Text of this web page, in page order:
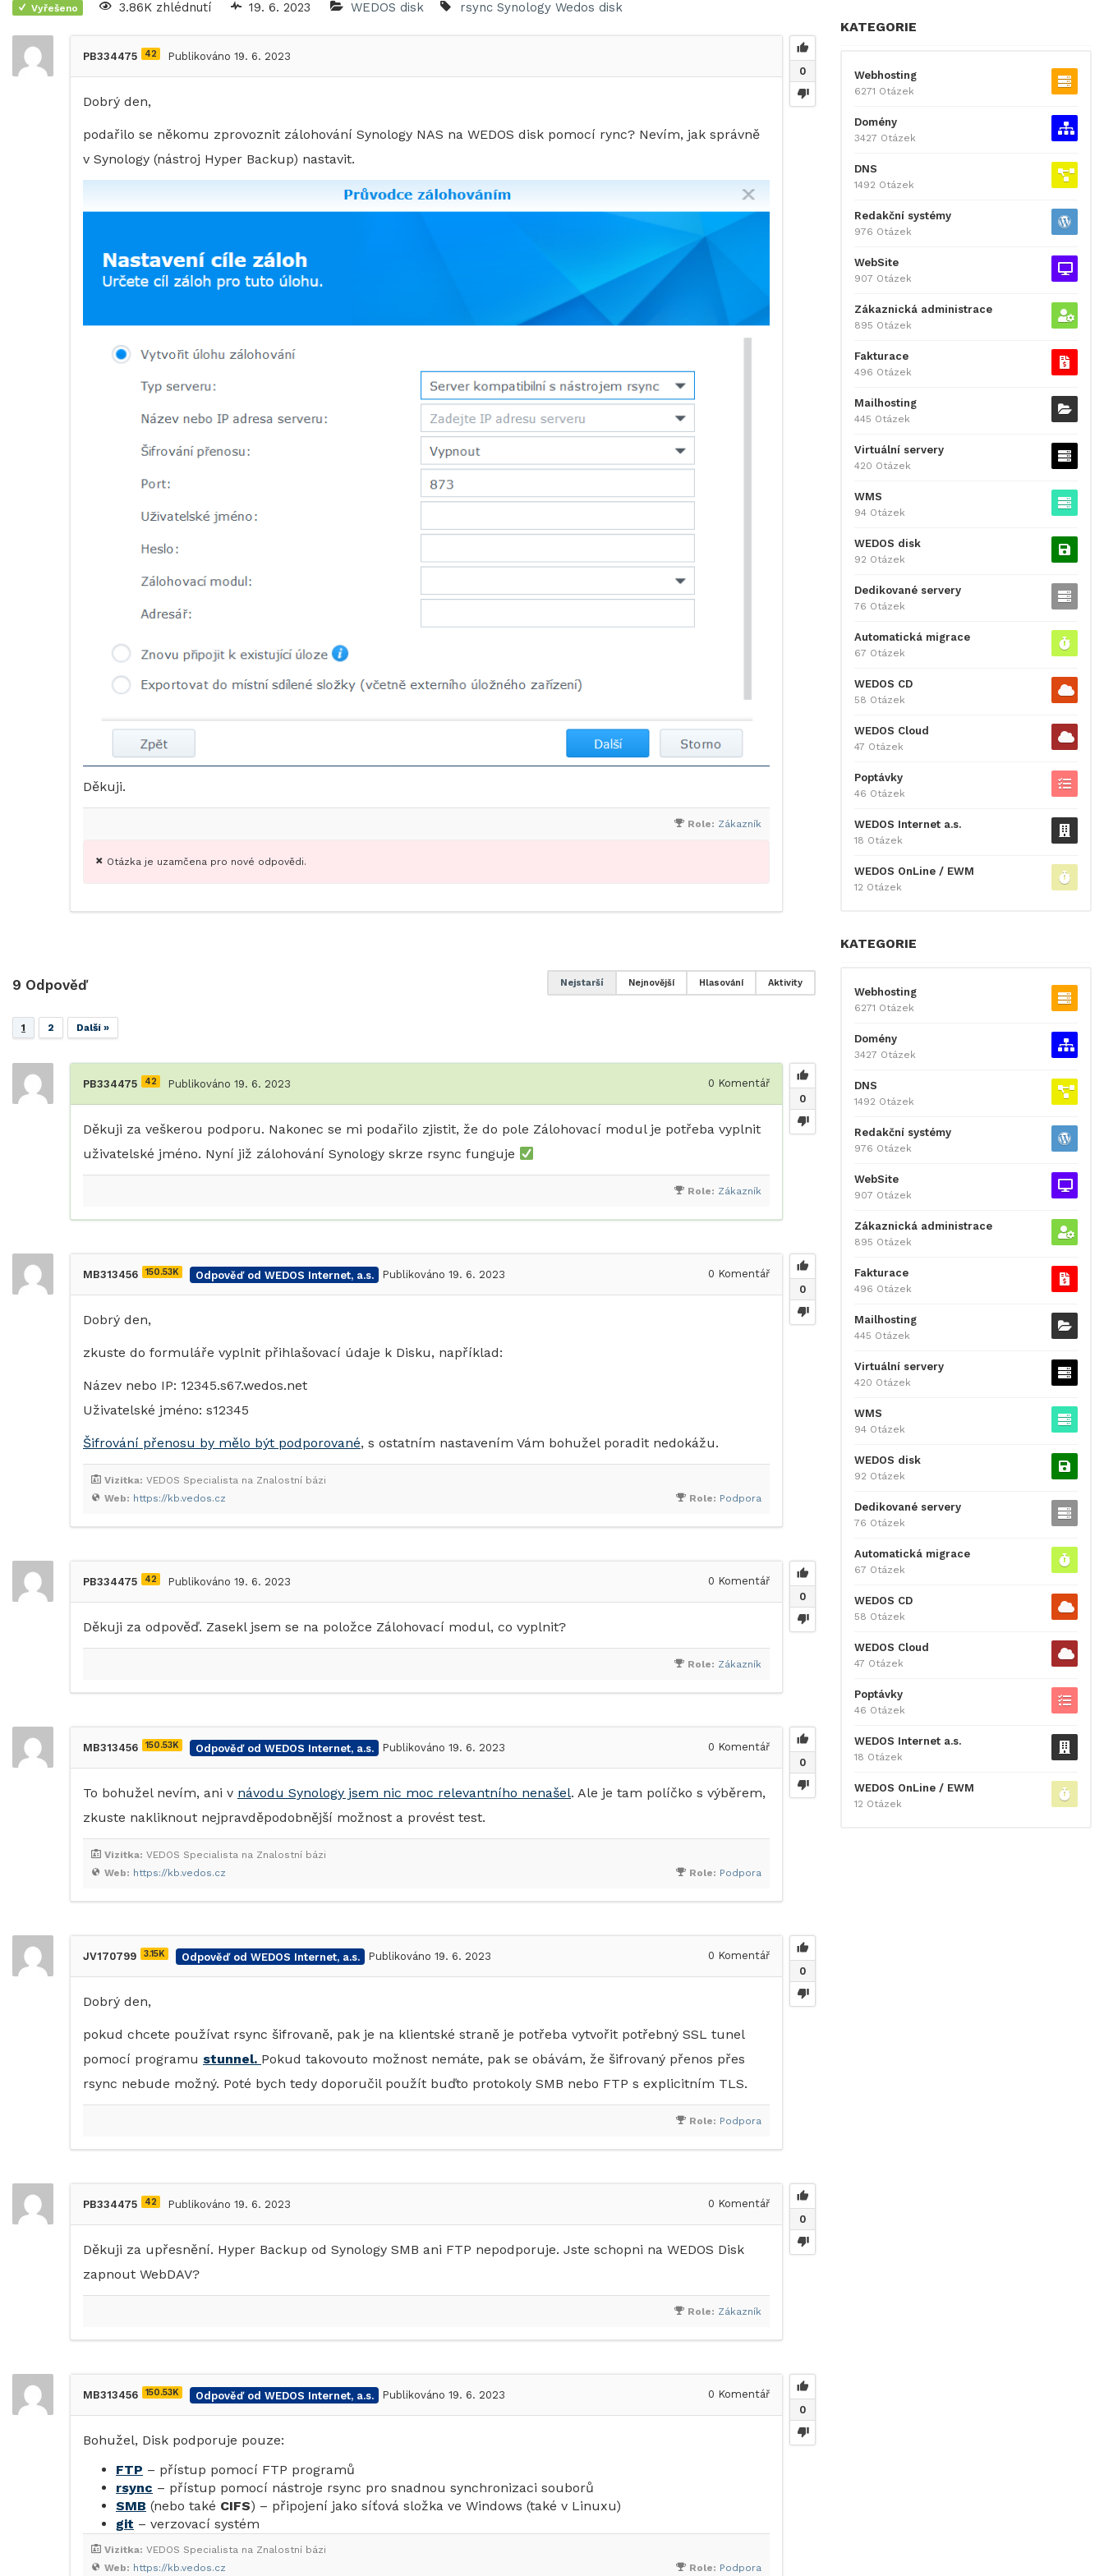
Vyřešeno 3.86K zhlédnutí 19. 6. 2023 WEDOS disk rsync Synology Wedos disk
0
PB334475 42 Publikováno 19. 6. 2023
Dobrý den,
podařilo se někomu zprovoznit zálohování Synology NAS na WEDOS disk pomocí rync? Nevím, jak správně
v Synology (nástroj Hyper Backup) nastavit.
Děkuji.
Role: Zákazník
Otázka je uzamčena pro nové odpovědi.
9 Odpověď Aktivity
Hlasování
Nejnovější
Nejstarší
1 2 Další »
0
PB334475 42 Publikováno 19. 6. 2023 0 Komentář
Děkuji za veškerou podporu. Nakonec se mi podařilo zjistit, že do pole Zálohovací modul je potřeba vyplnit
uživatelské jméno. Nyní již zálohování Synology skrze rsync funguje
Role: Zákazník
0
MB313456 150.53K Odpověď od WEDOS Internet, a.s. Publikováno 19. 6. 2023 0 Komentář
Dobrý den,
zkuste do formuláře vyplnit přihlašovací údaje k Disku, například:
Název nebo IP: 12345.s67.wedos.net
Uživatelské jméno: s12345
Šifrování přenosu by mělo být podporované, s ostatním nastavením Vám bohužel poradit nedokážu.
Role: Podpora
Web: https://kb.vedos.cz
Vizitka: VEDOS Specialista na Znalostní bázi
0
PB334475 42 Publikováno 19. 6. 2023 0 Komentář
Děkuji za odpověď. Zasekl jsem se na položce Zálohovací modul, co vyplnit?
Role: Zákazník
0
MB313456 150.53K Odpověď od WEDOS Internet, a.s. Publikováno 19. 6. 2023 0 Komentář
To bohužel nevím, ani v návodu Synology jsem nic moc relevantního nenašel. Ale je tam políčko s výběrem,
zkuste nakliknout nejpravděpodobnější možnost a provést test.
Role: Podpora
Web: https://kb.vedos.cz
Vizitka: VEDOS Specialista na Znalostní bázi
0
JV170799 3.15K Odpověď od WEDOS Internet, a.s. Publikováno 19. 6. 2023 0 Komentář
Dobrý den,
pokud chcete používat rsync šifrovaně, pak je na klientské straně je potřeba vytvořit potřebný SSL tunel
pomocí programu stunnel. Pokud takovouto možnost nemáte, pak se obávám, že šifrovaný přenos přes
rsync nebude možný. Poté bych tedy doporučil použít buďto protokoly SMB nebo FTP s explicitním TLS.
Role: Podpora
0
PB334475 42 Publikováno 19. 6. 2023 0 Komentář
Děkuji za upřesnění. Hyper Backup od Synology SMB ani FTP nepodporuje. Jste schopni na WEDOS Disk
zapnout WebDAV?
Role: Zákazník
0
MB313456 150.53K Odpověď od WEDOS Internet, a.s. Publikováno 19. 6. 2023 0 Komentář
Bohužel, Disk podporuje pouze:
FTP – přístup pomocí FTP programů
rsync – přístup pomocí nástroje rsync pro snadnou synchronizaci souborů
SMB (nebo také CIFS) – připojení jako síťová složka ve Windows (také v Linuxu)
git – verzovací systém
Role: Podpora
Web: https://kb.vedos.cz
Vizitka: VEDOS Specialista na Znalostní bázi
KATEGORIE
Webhosting
6271 Otázek
Domény
3427 Otázek
DNS
1492 Otázek
Redakční systémy
976 Otázek
WebSite
907 Otázek
Zákaznická administrace
895 Otázek
Fakturace
496 Otázek
Mailhosting
445 Otázek
Virtuální servery
420 Otázek
WMS
94 Otázek
WEDOS disk
92 Otázek
Dedikované servery
76 Otázek
Automatická migrace
67 Otázek
WEDOS CD
58 Otázek
WEDOS Cloud
47 Otázek
Poptávky
46 Otázek
WEDOS Internet a.s.
18 Otázek
WEDOS OnLine / EWM
12 Otázek
KATEGORIE
Webhosting
6271 Otázek
Domény
3427 Otázek
DNS
1492 Otázek
Redakční systémy
976 Otázek
WebSite
907 Otázek
Zákaznická administrace
895 Otázek
Fakturace
496 Otázek
Mailhosting
445 Otázek
Virtuální servery
420 Otázek
WMS
94 Otázek
WEDOS disk
92 Otázek
Dedikované servery
76 Otázek
Automatická migrace
67 Otázek
WEDOS CD
58 Otázek
WEDOS Cloud
47 Otázek
Poptávky
46 Otázek
WEDOS Internet a.s.
18 Otázek
WEDOS OnLine / EWM
12 Otázek